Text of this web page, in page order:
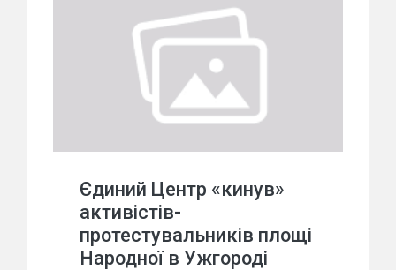
Єдиний Центр «кинув»
активістів-
протестувальників площі
Народної в Ужгороді